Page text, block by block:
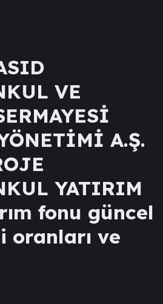
VE
A.Ş.
YATIRIM
fonu güncel
ve